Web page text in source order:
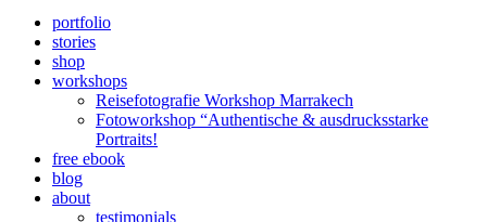
portfolio
stories
shop
workshops
Reisefotografie Workshop Marrakech
Fotoworkshop “Authentische & ausdrucksstarke
Portraits!
free ebook
blog
about
testimonials